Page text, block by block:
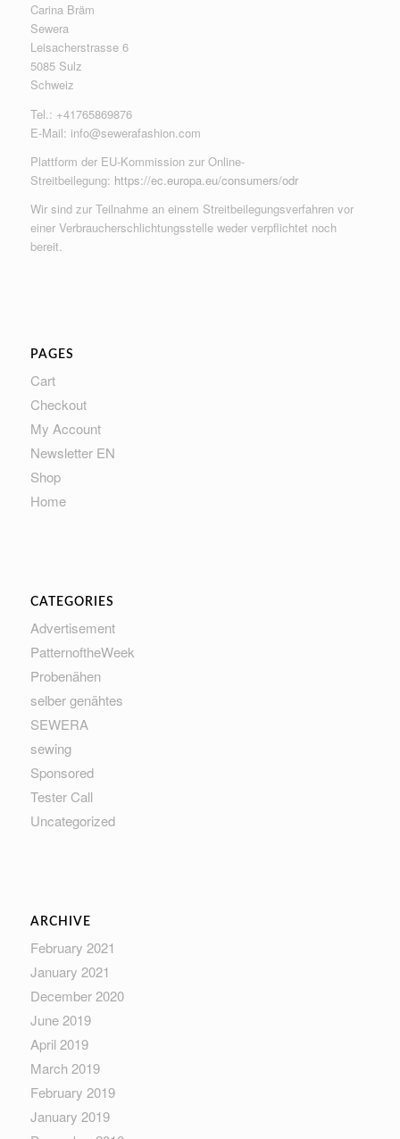
Carina Bräm
Sewera
Leisacherstrasse 6
5085 Sulz
Schweiz
Tel.: +41765869876
E-Mail: info@sewerafashion.com
Plattform der EU-Kommission zur Online-
Streitbeilegung: https://ec.europa.eu/consumers/odr
Wir sind zur Teilnahme an einem Streitbeilegungsverfahren vor
einer Verbraucherschlichtungsstelle weder verpflichtet noch
bereit.
PAGES
Cart
Checkout
My Account
Newsletter EN
Shop
Home
CATEGORIES
Advertisement
PatternoftheWeek
Probenähen
selber genähtes
SEWERA
sewing
Sponsored
Tester Call
Uncategorized
ARCHIVE
February 2021
January 2021
December 2020
June 2019
April 2019
March 2019
February 2019
January 2019